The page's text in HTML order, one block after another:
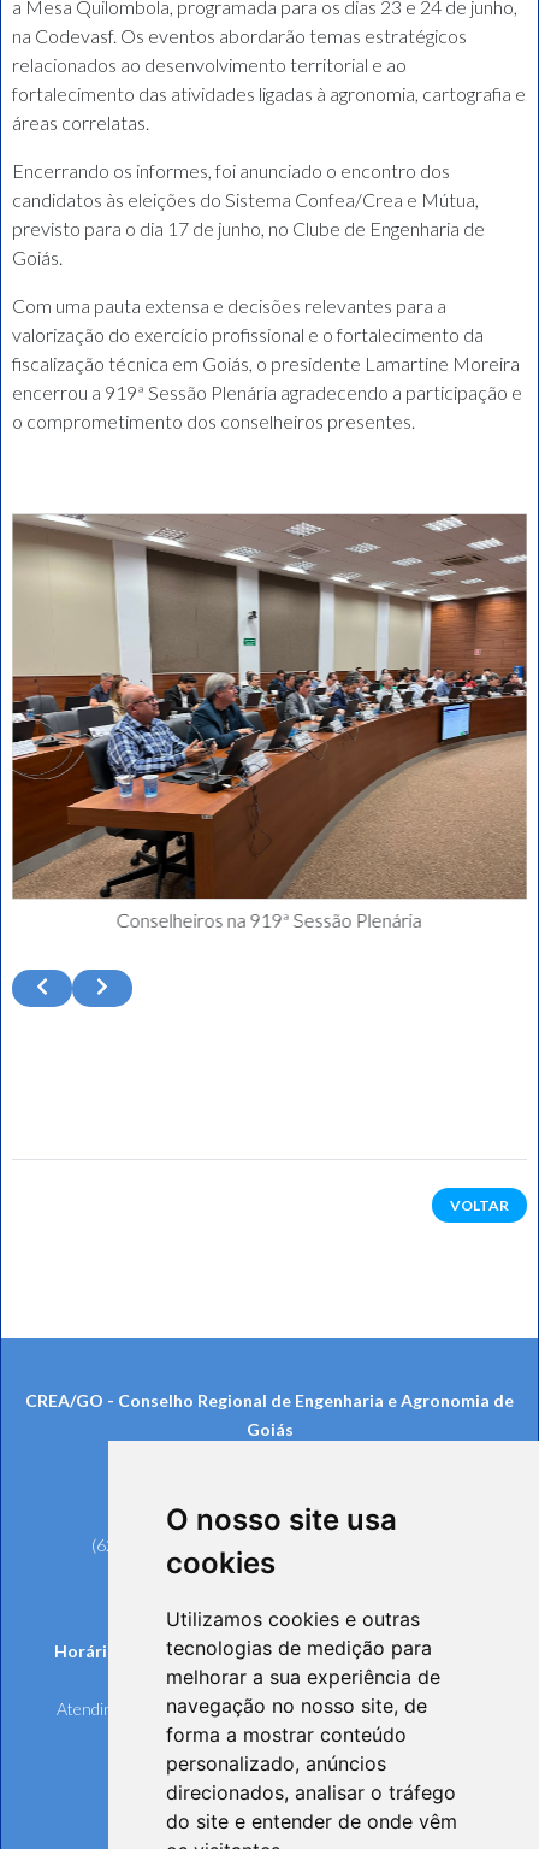
O nosso site usa
cookies
Utilizamos cookies e outras
tecnologias de medição para
melhorar a sua experiência de
navegação no nosso site, de
forma a mostrar conteúdo
personalizado, anúncios
direcionados, analisar o tráfego
do site e entender de onde vêm
a Mesa Quilombola, programada para os dias 23 e 24 de junho,
na Codevasf. Os eventos abordarão temas estratégicos
relacionados ao desenvolvimento territorial e ao
fortalecimento das atividades ligadas à agronomia, cartografia e
áreas correlatas.
Encerrando os informes, foi anunciado o encontro dos
candidatos às eleições do Sistema Confea/Crea e Mútua,
previsto para o dia 17 de junho, no Clube de Engenharia de
Goiás.
Com uma pauta extensa e decisões relevantes para a
valorização do exercício profissional e o fortalecimento da
fiscalização técnica em Goiás, o presidente Lamartine Moreira
encerrou a 919ª Sessão Plenária agradecendo a participação e
o comprometimento dos conselheiros presentes.
Conselheiros na 919ª Sessão Plenária
VOLTAR
CREA/GO - Conselho Regional de Engenharia e Agronomia de
Goiás
Telefones:
(62) 3221-6200 (Goiânia e Região Metropolitana)
0800 642 6598 (Demais Localidades)
Horários de funcionamento de Segunda à Sexta-feira:
Atendimento Online e Telefônico: 8h às 17h
Atendimento Presencial: 8h às 17h, mediante agendamento